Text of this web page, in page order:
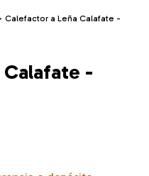
Calefactor a Leña Calafate -
-